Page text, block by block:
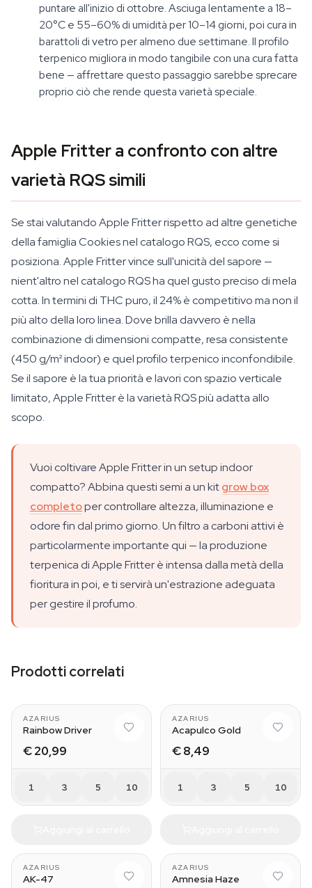
puntare all'inizio di ottobre. Asciuga lentamente a 18–
20°C e 55–60% di umidità per 10–14 giorni, poi cura in
barattoli di vetro per almeno due settimane. Il profilo
terpenico migliora in modo tangibile con una cura fatta
bene — affrettare questo passaggio sarebbe sprecare
proprio ciò che rende questa varietà speciale.
Apple Fritter a confronto con altre
varietà RQS simili
Se stai valutando Apple Fritter rispetto ad altre genetiche
della famiglia Cookies nel catalogo RQS, ecco come si
posiziona. Apple Fritter vince sull'unicità del sapore —
nient'altro nel catalogo RQS ha quel gusto preciso di mela
cotta. In termini di THC puro, il 24% è competitivo ma non il
più alto della loro linea. Dove brilla davvero è nella
combinazione di dimensioni compatte, resa consistente
(450 g/m² indoor) e quel profilo terpenico inconfondibile.
Se il sapore è la tua priorità e lavori con spazio verticale
limitato, Apple Fritter è la varietà RQS più adatta allo
scopo.
Vuoi coltivare Apple Fritter in un setup indoor
compatto? Abbina questi semi a un kitgrow box
completoper controllare altezza, illuminazione e
odore fin dal primo giorno. Un filtro a carboni attivi è
particolarmente importante qui — la produzione
terpenica di Apple Fritter è intensa dalla metà della
fioritura in poi, e ti servirà un'estrazione adeguata
per gestire il profumo.
Prodotti correlati
AZARIUS
Rainbow Driver
€ 20,99
1 3 5 10
AZARIUS
Acapulco Gold
€ 8,49
1 3 5 10
AZARIUS
AK-47
AZARIUS
Amnesia Haze